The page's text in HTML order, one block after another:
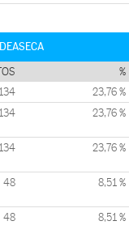
%
134 23,76 %
134 23,76 %
134 23,76 %
48 8,51 %
48 8,51 %